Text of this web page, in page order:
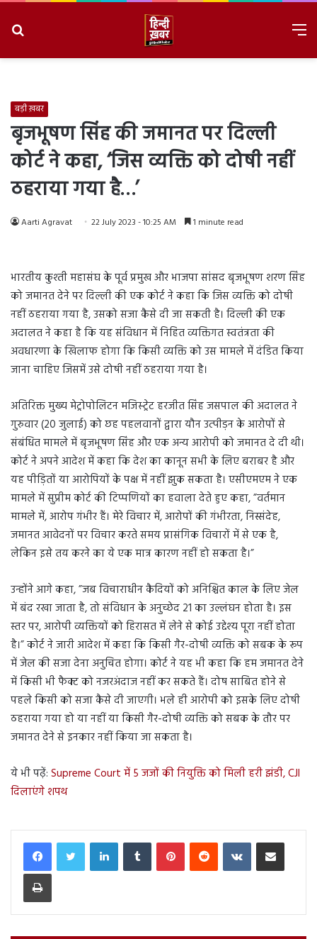
बड़ी ख़बर
बृजभूषण सिंह की जमानत पर दिल्ली
कोर्ट ने कहा, ‘जिस व्यक्ति को दोषी नहीं
ठहराया गया है…’
Aarti Agravat 22 July 2023 - 10:25 AM 1 minute read
भारतीय कुश्ती महासंघ के पूर्व प्रमुख और भाजपा सांसद बृजभूषण शरण सिंह
को जमानत देने पर दिल्ली की एक कोर्ट ने कहा कि जिस व्यक्ति को दोषी
नहीं ठहराया गया है, उसको सजा कैसे दी जा सकती है। दिल्ली की एक
अदालत ने कहा है कि यह संविधान में निहित व्यक्तिगत स्वतंत्रता की
अवधारणा के खिलाफ होगा कि किसी व्यक्ति को उस मामले में दंडित किया
जाना चाहिए जिसमें उसे दोषी नहीं ठहराया गया है।
अतिरिक्त मुख्य मेट्रोपोलिटन मजिस्ट्रेट हरजीत सिंह जसपाल की अदालत ने
गुरुवार (20 जुलाई) को छह पहलवानों द्वारा यौन उत्पीड़न के आरोपों से
संबंधित मामले में बृजभूषण सिंह और एक अन्य आरोपी को जमानत दे दी थी।
कोर्ट ने अपने आदेश में कहा कि देश का कानून सभी के लिए बराबर है और
यह पीड़ितों या आरोपियों के पक्ष में नहीं झुक सकता है। एसीएमएम ने एक
मामले में सुप्रीम कोर्ट की टिप्पणियों का हवाला देते हुए कहा, ”वर्तमान
मामले में, आरोप गंभीर हैं। मेरे विचार में, आरोपों की गंभीरता, निस्संदेह,
जमानत आवेदनों पर विचार करते समय प्रासंगिक विचारों में से एक है,
लेकिन इसे तय करने का ये एक मात्र कारण नहीं हो सकता है।”
उन्होंने आगे कहा, ”जब विचाराधीन कैदियों को अनिश्चित काल के लिए जेल
में बंद रखा जाता है, तो संविधान के अनुच्छेद 21 का उल्लंघन होता है। इस
स्तर पर, आरोपी व्यक्तियों को हिरासत में लेने से कोई उद्देश्य पूरा नहीं होता
है।” कोर्ट ने जारी आदेश में कहा कि किसी गैर-दोषी व्यक्ति को सबक के रूप
में जेल की सजा देना अनुचित होगा। कोर्ट ने यह भी कहा कि हम जमानत देने
में किसी भी फैक्ट को नजरअंदाज नहीं कर सकते हैं। दोष साबित होने से
पहले किसी को सजा कैसे दी जाएगी। भले ही आरोपी को इसके लिए दोषी
ठहराया गया हो या नहीं या किसी गैर-दोषी व्यक्ति को सबक के तौर पर
जमानत देने से इनकार नहीं किया जा सकता है।
ये भी पढ़ें: Supreme Court में 5 जजों की नियुक्ति को मिली हरी झंडी, CJI
दिलाएंगे शपथ
LinkedInTumblr PinterestReddit VKontakteShare via Email
Print